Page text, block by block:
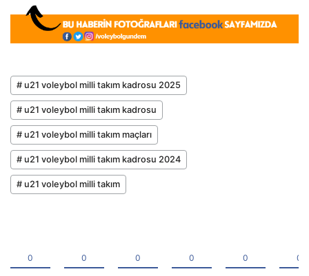
# u21 voleybol milli takım kadrosu 2025
# u21 voleybol milli takım kadrosu
# u21 voleybol milli takım maçları
# u21 voleybol milli takım kadrosu 2024
# u21 voleybol milli takım